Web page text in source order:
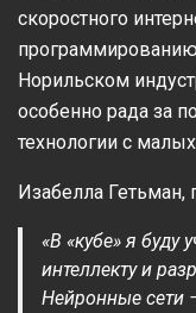
скоростного
Норильском
особенно рада за
технологии с
Изабелла Гетьман,
«В «кубе» я буду
интеллекту и
Нейронные сети